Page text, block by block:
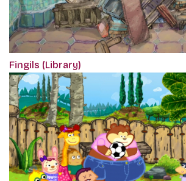
Fingils (Library)